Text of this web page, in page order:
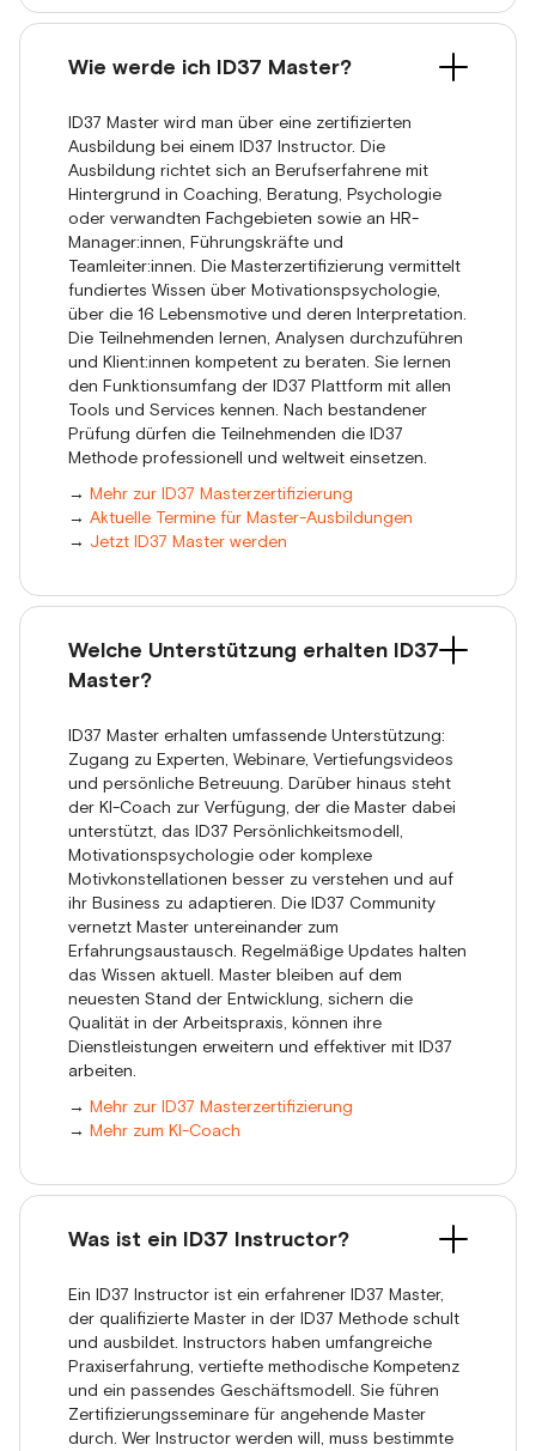
Wie werde ich ID37 Master?
ID37 Master wird man über eine zertifizierten
Ausbildung bei einem ID37 Instructor. Die
Ausbildung richtet sich an Berufserfahrene mit
Hintergrund in Coaching, Beratung, Psychologie
oder verwandten Fachgebieten sowie an HR-
Manager:innen, Führungskräfte und
Teamleiter:innen. Die Masterzertifizierung vermittelt
fundiertes Wissen über Motivationspsychologie,
über die 16 Lebensmotive und deren Interpretation.
Die Teilnehmenden lernen, Analysen durchzuführen
und Klient:innen kompetent zu beraten. Sie lernen
den Funktionsumfang der ID37 Plattform mit allen
Tools und Services kennen. Nach bestandener
Prüfung dürfen die Teilnehmenden die ID37
Methode professionell und weltweit einsetzen.
→ Mehr zur ID37 Masterzertifizierung
→ Aktuelle Termine für Master-Ausbildungen
→ Jetzt ID37 Master werden
Welche Unterstützung erhalten ID37
Master?
ID37 Master erhalten umfassende Unterstützung:
Zugang zu Experten, Webinare, Vertiefungsvideos
und persönliche Betreuung. Darüber hinaus steht
der KI-Coach zur Verfügung, der die Master dabei
unterstützt, das ID37 Persönlichkeitsmodell,
Motivationspsychologie oder komplexe
Motivkonstellationen besser zu verstehen und auf
ihr Business zu adaptieren. Die ID37 Community
vernetzt Master untereinander zum
Erfahrungsaustausch. Regelmäßige Updates halten
das Wissen aktuell. Master bleiben auf dem
neuesten Stand der Entwicklung, sichern die
Qualität in der Arbeitspraxis, können ihre
Dienstleistungen erweitern und effektiver mit ID37
arbeiten.
→ Mehr zur ID37 Masterzertifizierung
→ Mehr zum KI-Coach
Was ist ein ID37 Instructor?
Ein ID37 Instructor ist ein erfahrener ID37 Master,
der qualifizierte Master in der ID37 Methode schult
und ausbildet. Instructors haben umfangreiche
Praxiserfahrung, vertiefte methodische Kompetenz
und ein passendes Geschäftsmodell. Sie führen
Zertifizierungsseminare für angehende Master
durch. Wer Instructor werden will, muss bestimmte